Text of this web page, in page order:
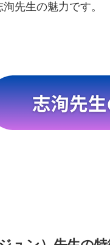
先生の魅力です。